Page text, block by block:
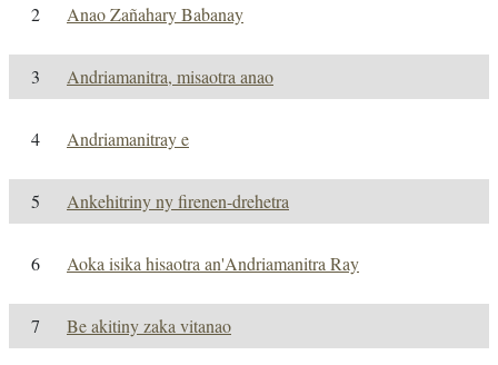
2 Anao Zañahary Babanay
3 Andriamanitra, misaotra anao
4 Andriamanitray e
5 Ankehitriny ny firenen-drehetra
6 Aoka isika hisaotra an'Andriamanitra Ray
7 Be akitiny zaka vitanao